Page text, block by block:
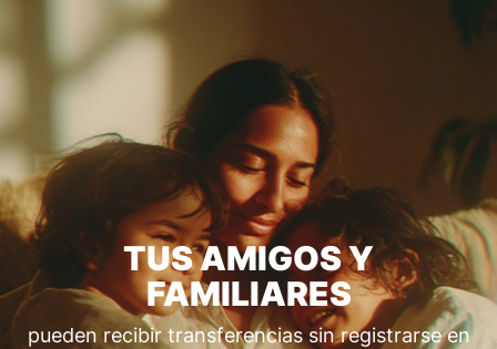
TUS AMIGOS Y
FAMILIARES
pueden recibir transferencias sin registrarse en